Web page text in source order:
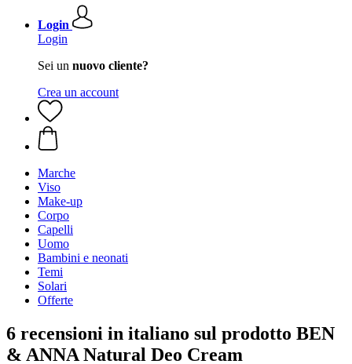
Login
Login
Sei un nuovo cliente?
Crea un account
Marche
Viso
Make-up
Corpo
Capelli
Uomo
Bambini e neonati
Temi
Solari
Offerte
6 recensioni in italiano sul prodotto BEN
& ANNA Natural Deo Cream